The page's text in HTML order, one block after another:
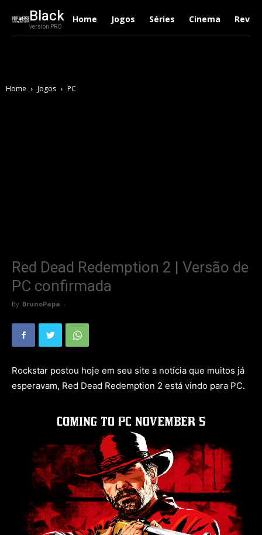
Black
version PRO
Home Jogos Séries Cinema
Home Jogos PC
Red Dead Redemption 2 | Versão de
PC confirmada
By BrunoPapa -
Rockstar postou hoje em seu site a notícia que muitos já
esperavam, Red Dead Redemption 2 está vindo para PC.